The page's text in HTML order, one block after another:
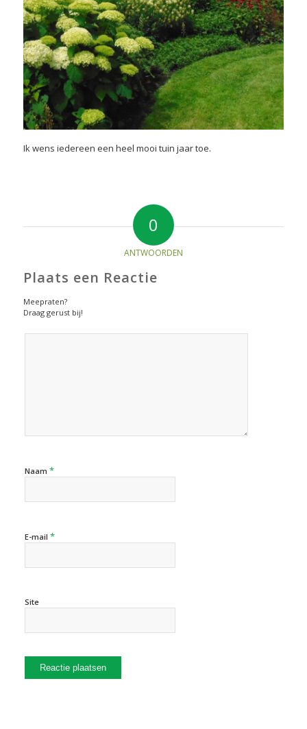
Ik wens iedereen een heel mooi tuin jaar toe.
0
ANTWOORDEN
Plaats een Reactie
Meepraten?
Draag gerust bij!
Naam *
E-mail *
Site